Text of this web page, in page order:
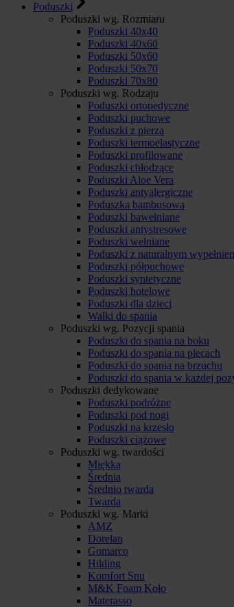
Poduszki
Poduszki wg. Rozmiaru
Poduszki 40x40
Poduszki 40x60
Poduszki 50x60
Poduszki 50x70
Poduszki 70x80
Poduszki wg. Rodzaju
Poduszki ortopedyczne
Poduszki puchowe
Poduszki z pierza
Poduszki termoelastyczne
Poduszki profilowane
Poduszki chłodzące
Poduszki Aloe Vera
Poduszki antyalergiczne
Poduszka bambusowa
Poduszki bawełniane
Poduszki antystresowe
Poduszki wełniane
Poduszki z naturalnym
Poduszki półpuchowe
Poduszki syntetyczne
Poduszki hotelowe
Poduszki dla dzieci
Wałki do spania
Poduszki wg. Pozycji spania
Poduszki do spania na boku
Poduszki do spania na plecach
Poduszki do spania na brzuchu
Poduszki do spania w każdej
Poduszki dedykowane
Poduszki podróżne
Poduszki pod nogi
Poduszki na krzesło
Poduszki ciążowe
Poduszki wg. twardości
Miękka
Średnia
Średnio twarda
Twarda
Poduszki wg. Marki
AMZ
Dorelan
Gomarco
Hilding
Komfort Snu
M&K Foam Koło
Materasso